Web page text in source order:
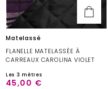
Matelassé
FLANELLE MATELASSÉE À
CARREAUX CAROLINA VIOLET
Les 3 mètres
45,00 €